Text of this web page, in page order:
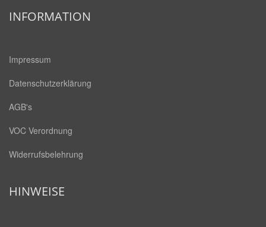
INFORMATION
Impressum
Datenschutzerklärung
AGB's
VOC Verordnung
Widerrufsbelehrung
HINWEISE